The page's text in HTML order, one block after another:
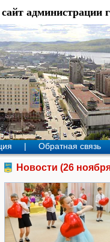
администрации
| Обратная связь
Новости (26